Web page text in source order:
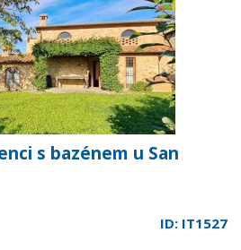
s bazénem u San
ID: IT1527